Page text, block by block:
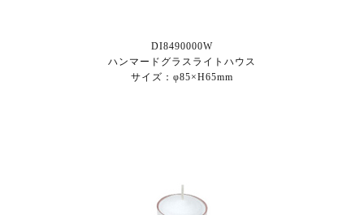
DI8490000W
ハンマードグラスライトハウス
サイズ：φ85×H65mm